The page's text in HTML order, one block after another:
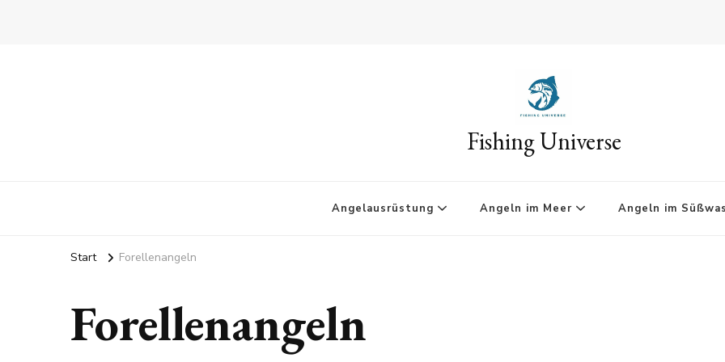
Fishing Universe
Angelausrüstung Angeln im Meer Angeln im
Start Forellenangeln
Forellenangeln